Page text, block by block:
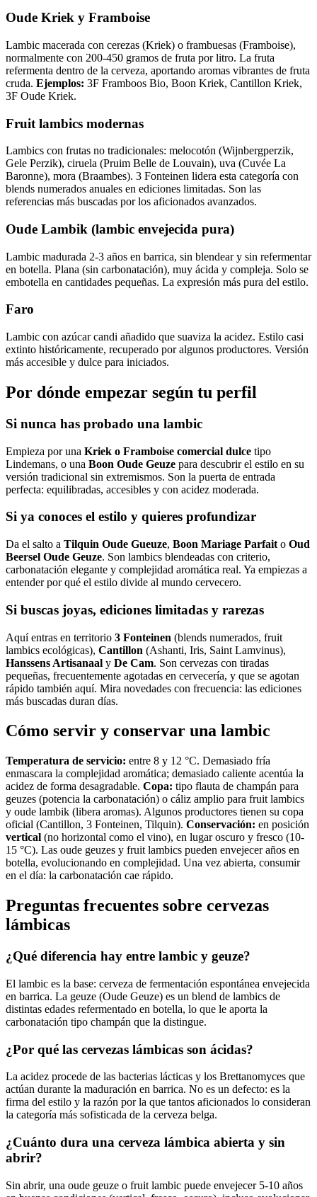
Oude Kriek y Framboise
Lambic macerada con cerezas (Kriek) o frambuesas (Framboise),
normalmente con 200-450 gramos de fruta por litro. La fruta
refermenta dentro de la cerveza, aportando aromas vibrantes de fruta
cruda. Ejemplos: 3F Framboos Bio, Boon Kriek, Cantillon Kriek,
3F Oude Kriek.
Fruit lambics modernas
Lambics con frutas no tradicionales: melocotón (Wijnbergperzik,
Gele Perzik), ciruela (Pruim Belle de Louvain), uva (Cuvée La
Baronne), mora (Braambes). 3 Fonteinen lidera esta categoría con
blends numerados anuales en ediciones limitadas. Son las
referencias más buscadas por los aficionados avanzados.
Oude Lambik (lambic envejecida pura)
Lambic madurada 2-3 años en barrica, sin blendear y sin refermentar
en botella. Plana (sin carbonatación), muy ácida y compleja. Solo se
embotella en cantidades pequeñas. La expresión más pura del estilo.
Faro
Lambic con azúcar candi añadido que suaviza la acidez. Estilo casi
extinto históricamente, recuperado por algunos productores. Versión
más accesible y dulce para iniciados.
Por dónde empezar según tu perfil
Si nunca has probado una lambic
Empieza por una Kriek o Framboise comercial dulce tipo
Lindemans, o una Boon Oude Geuze para descubrir el estilo en su
versión tradicional sin extremismos. Son la puerta de entrada
perfecta: equilibradas, accesibles y con acidez moderada.
Si ya conoces el estilo y quieres profundizar
Da el salto a Tilquin Oude Gueuze, Boon Mariage Parfait o Oud
Beersel Oude Geuze. Son lambics blendeadas con criterio,
carbonatación elegante y complejidad aromática real. Ya empiezas a
entender por qué el estilo divide al mundo cervecero.
Si buscas joyas, ediciones limitadas y rarezas
Aquí entras en territorio 3 Fonteinen (blends numerados, fruit
lambics ecológicas), Cantillon (Ashanti, Iris, Saint Lamvinus),
Hanssens Artisanaal y De Cam. Son cervezas con tiradas
pequeñas, frecuentemente agotadas en cervecería, y que se agotan
rápido también aquí. Mira novedades con frecuencia: las ediciones
más buscadas duran días.
Cómo servir y conservar una lambic
Temperatura de servicio: entre 8 y 12 °C. Demasiado fría
enmascara la complejidad aromática; demasiado caliente acentúa la
acidez de forma desagradable. Copa: tipo flauta de champán para
geuzes (potencia la carbonatación) o cáliz amplio para fruit lambics
y oude lambik (libera aromas). Algunos productores tienen su copa
oficial (Cantillon, 3 Fonteinen, Tilquin). Conservación: en posición
vertical (no horizontal como el vino), en lugar oscuro y fresco (10-
15 °C). Las oude geuzes y fruit lambics pueden envejecer años en
botella, evolucionando en complejidad. Una vez abierta, consumir
en el día: la carbonatación cae rápido.
Preguntas frecuentes sobre cervezas
lámbicas
¿Qué diferencia hay entre lambic y geuze?
El lambic es la base: cerveza de fermentación espontánea envejecida
en barrica. La geuze (Oude Geuze) es un blend de lambics de
distintas edades refermentado en botella, lo que le aporta la
carbonatación tipo champán que la distingue.
¿Por qué las cervezas lámbicas son ácidas?
La acidez procede de las bacterias lácticas y los Brettanomyces que
actúan durante la maduración en barrica. No es un defecto: es la
firma del estilo y la razón por la que tantos aficionados lo consideran
la categoría más sofisticada de la cerveza belga.
¿Cuánto dura una cerveza lámbica abierta y sin
abrir?
Sin abrir, una oude geuze o fruit lambic puede envejecer 5-10 años